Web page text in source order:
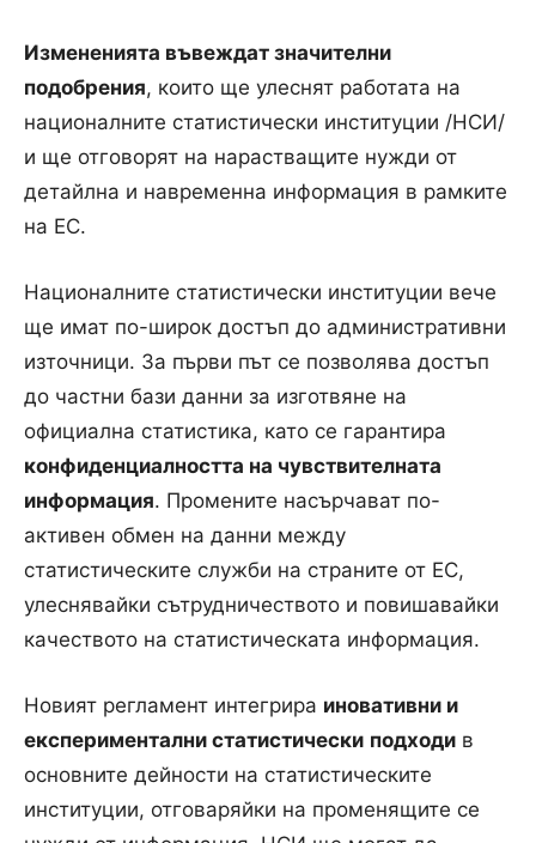
Измененията въвеждат значителни
подобрения, които ще улеснят работата на
националните статистически институции /НСИ/
и ще отговорят на нарастващите нужди от
детайлна и навременна информация в рамките
на ЕС.
Националните статистически институции вече
ще имат по-широк достъп до административни
източници. За първи път се позволява достъп
до частни бази данни за изготвяне на
официална статистика, като се гарантира
конфиденциалността на чувствителната
информация. Промените насърчават по-
активен обмен на данни между
статистическите служби на страните от ЕС,
улеснявайки сътрудничеството и повишавайки
качеството на статистическата информация.
Новият регламент интегрира иновативни и
експериментални статистически подходи в
основните дейности на статистическите
институции, отговаряйки на променящите се